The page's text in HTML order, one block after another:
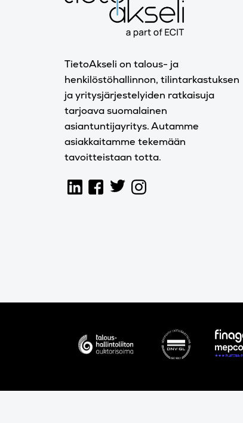
TietoAkseli on talous- ja
henkilöstöhallinnon, tilintarkastuksen
ja yritysjärjestelyiden ratkaisuja
tarjoava suomalainen
asiantuntijayritys. Autamme
asiakkaitamme tekemään
tavoitteistaan totta.